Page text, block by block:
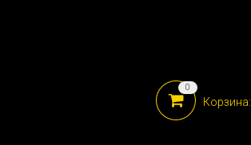
0
Корзина: